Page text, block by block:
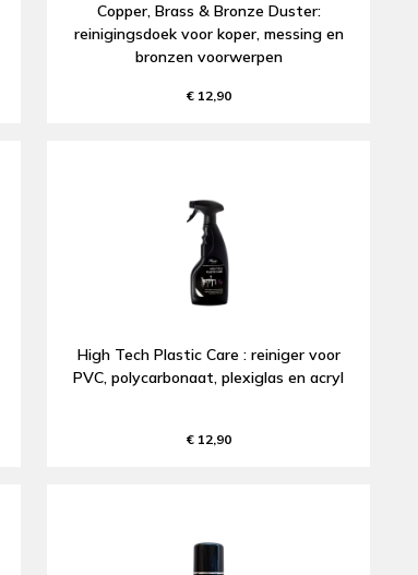
Copper, Brass & Bronze Duster:
reinigingsdoek voor koper, messing en
bronzen voorwerpen
€ 12,90
High Tech Plastic Care : reiniger voor
PVC, polycarbonaat, plexiglas en acryl
€ 12,90